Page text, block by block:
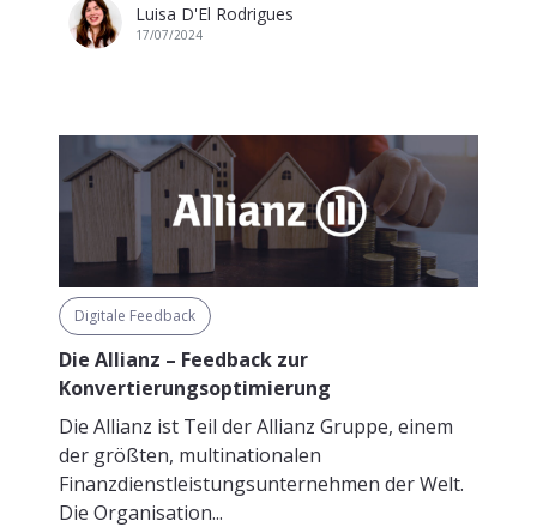
Luisa D'El Rodrigues
17/07/2024
Digitale Feedback
Die Allianz – Feedback zur
Konvertierungsoptimierung
Die Allianz ist Teil der Allianz Gruppe, einem
der größten, multinationalen
Finanzdienstleistungsunternehmen der Welt.
Die Organisation...